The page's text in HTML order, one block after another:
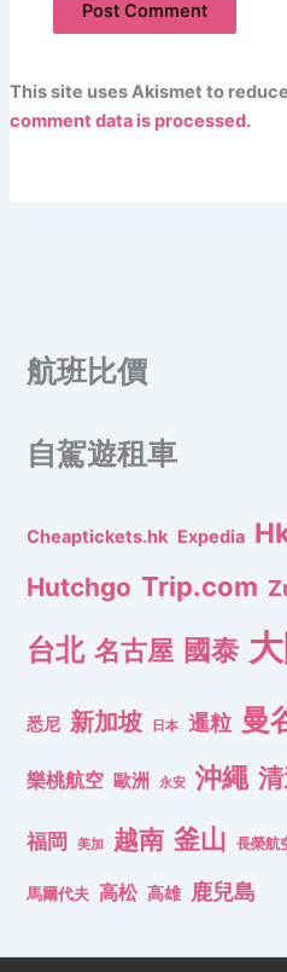
This site uses Akismet to
comment data is processed.
航班比價
自駕遊租車
Cheaptickets.hk Expedia
Hutchgo Trip.com
台北 名古屋 國泰
悉尼 新加坡 日本 暹粒 曼
樂桃航空 歐洲 永安 沖繩
福岡 美加 越南 釜山 長榮航
馬爾代夫 高松 高雄 鹿兒島